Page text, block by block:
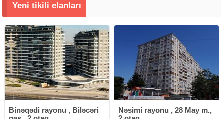
Yeni tikili elanları
Binəqədi rayonu , Biləcəri
Nəsimi rayonu , 28 May m.,